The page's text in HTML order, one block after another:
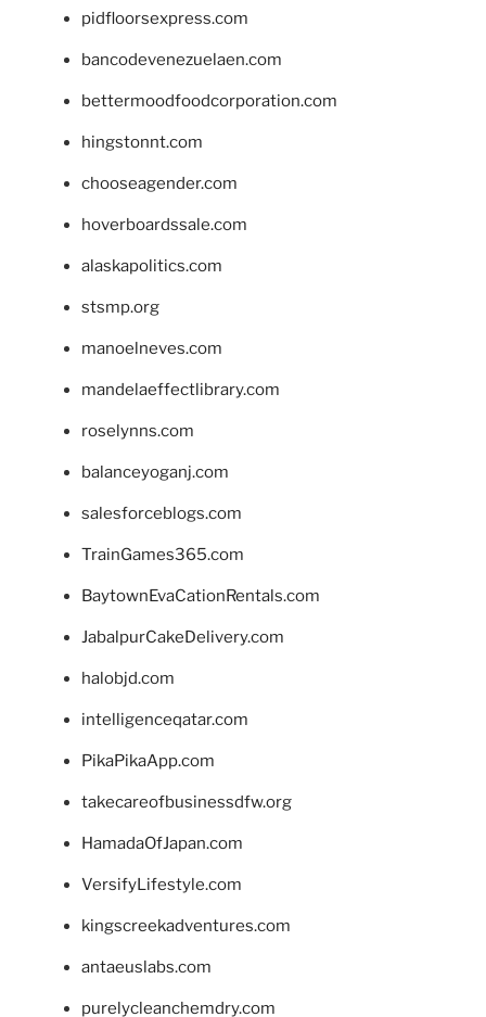
pidfloorsexpress.com
bancodevenezuelaen.com
bettermoodfoodcorporation.com
hingstonnt.com
chooseagender.com
hoverboardssale.com
alaskapolitics.com
stsmp.org
manoelneves.com
mandelaeffectlibrary.com
roselynns.com
balanceyoganj.com
salesforceblogs.com
TrainGames365.com
BaytownEvaCationRentals.com
JabalpurCakeDelivery.com
halobjd.com
intelligenceqatar.com
PikaPikaApp.com
takecareofbusinessdfw.org
HamadaOfJapan.com
VersifyLifestyle.com
kingscreekadventures.com
antaeuslabs.com
purelycleanchemdry.com